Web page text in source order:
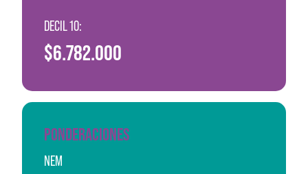
DECIL 10:
$6.782.000
PONDERACIONES
NEM